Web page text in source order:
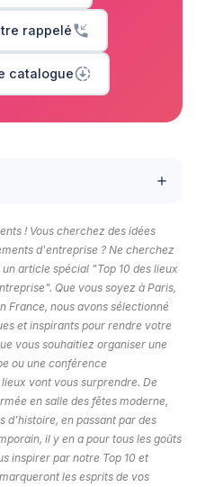
rappeléphone_callback
cataloguedownloading
add
! Vous cherchez des idées
d'entreprise ? Ne cherchez
article spécial "Top 10 des lieux
Que vous soyez à Paris,
France, nous avons sélectionné
et inspirants pour rendre votre
vous souhaitiez organiser une
ou une conférence
vont vous surprendre. De
en salle des fêtes moderne,
d'histoire, en passant par des
il y en a pour tous les goûts
inspirer par notre Top 10 et
les esprits de vos